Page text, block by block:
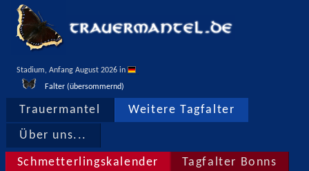
Stadium, Anfang August 2026 in
Falter (übersommernd)
Trauermantel Weitere Tagfalter
Über uns...
Schmetterlingskalender Tagfalter Bonns